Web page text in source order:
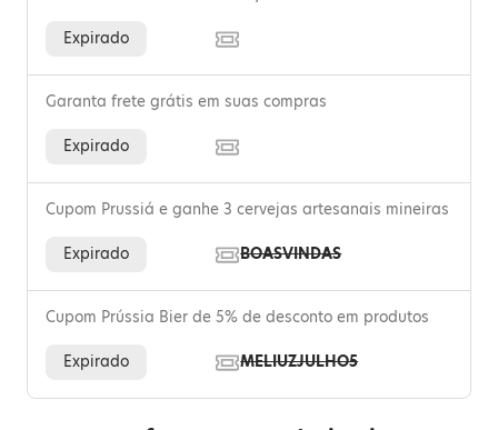
Expirado
Garanta frete grátis em suas compras
Expirado
Cupom Prussiá e ganhe 3 cervejas artesanais mineiras
Expirado BOASVINDAS
Cupom Prússia Bier de 5% de desconto em produtos
Expirado MELIUZJULHO5